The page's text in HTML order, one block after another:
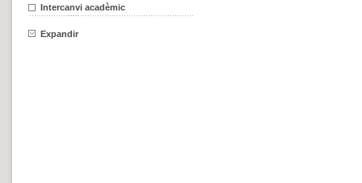
Intercanvi acadèmic
Expandir